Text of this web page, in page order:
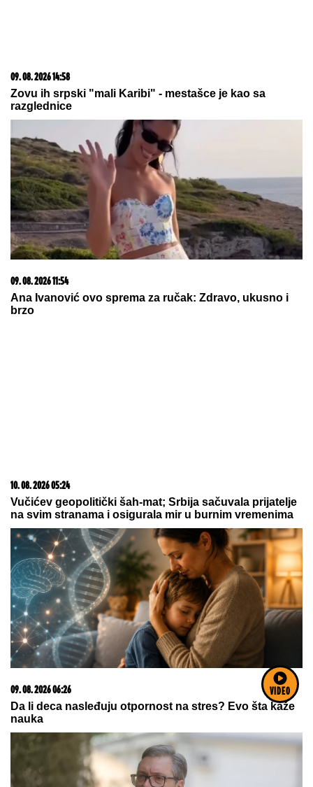
VIDEO
09. 08. 2026 14:58
Zovu ih srpski "mali Karibi" - mestašce je kao sa
razglednice
09. 08. 2026 11:54
Ana Ivanović ovo sprema za ručak: Zdravo, ukusno i
brzo
10. 08. 2026 05:24
Vučićev geopolitički šah-mat; Srbija sačuvala prijatelje
na svim stranama i osigurala mir u burnim vremenima
09. 08. 2026 06:26
Da li deca nasleđuju otpornost na stres? Evo šta kaže
nauka